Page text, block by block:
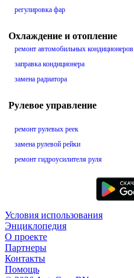
регулировка фар
Охлаждение и отопление
ремонт автомобильных кондиционеров
заправка кондиционера
замена радиатора
Рулевое управление
ремонт рулевых реек
замена рулевой рейки
ремонт гидроусилителя руля
Условия использования
Энциклопедия
О проекте
Партнеры
Контакты
Помощь